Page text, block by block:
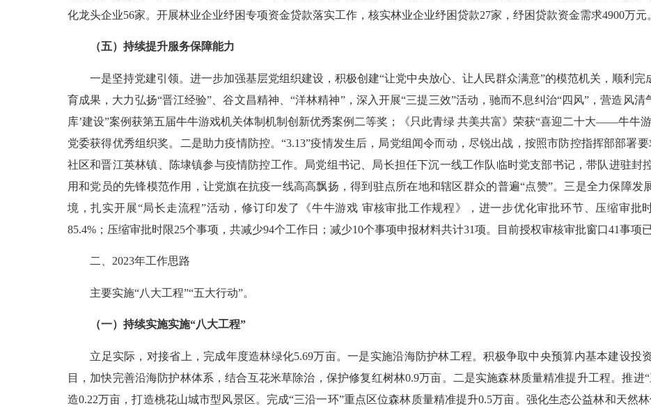
化龙头企业56家。开展林业企业纾困专项资金贷款落实工作，核实林业企业纾困贷款27家，纾困贷款资金需求4900万元
（五）持续提升服务保障能力
一是坚持党建引领。进一步加强基层党组织建设，积极创建“让党中央放心、让人民群众满意”的模范机关，顺利
育成果，大力弘扬“晋江经验”、谷文昌精神、“洋林精神”，深入开展“三提三效”活动，驰而不息纠治“四风”，营造风清
库’建设”案例获第五届牛牛游戏机关体制机制创新优秀案例二等奖；《只此青绿 共美共富》荣获“喜迎二十大——牛牛
党委获得优秀组织奖。二是助力疫情防控。“3.13”疫情发生后，局党组闻令而动，尽锐出战，按照市防控指挥部部署
社区和晋江英林镇、陈埭镇参与疫情防控工作。局党组书记、局长担任下沉一线工作队临时党支部书记，带队进驻封
用和党员的先锋模范作用，让党旗在抗疫一线高高飘扬，得到驻点所在地和辖区群众的普遍“点赞”。三是全力保障发
境，扎实开展“局长走流程”活动，修订印发了《牛牛游戏 审核审批工作规程》，进一步优化审批环节、压缩审批
85.4%；压缩审批时限25个事项，共减少94个工作日；减少10个事项申报材料共计31项。目前授权审核审批窗口41事项
二、2023年工作思路
主要实施“八大工程”“五大行动”。
（一）持续实施实施“八大工程”
立足实际，对接省上，完成年度造林绿化5.69万亩。一是实施沿海防护林工程。积极争取中央预算内基本建设投
目，加快完善沿海防护林体系，结合互花米草除治，保护修复红树林0.9万亩。二是实施森林质量精准提升工程。推进
造0.22万亩，打造桃花山城市型风景区。完成“三沿一环”重点区位森林质量精准提升0.5万亩。强化生态公益林和天然